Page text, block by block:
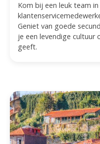
Kom bij een leuk team
Geniet van goede
je een levendige cultuur
geeft.